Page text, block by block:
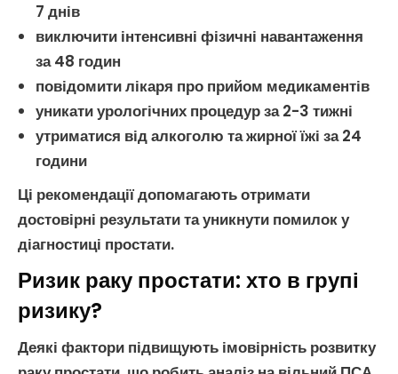
7 днів
виключити інтенсивні фізичні навантаження
за 48 годин
повідомити лікаря про прийом медикаментів
уникати урологічних процедур за 2-3 тижні
утриматися від алкоголю та жирної їжі за 24
години
Ці рекомендації допомагають отримати
достовірні результати та уникнути помилок у
діагностиці простати.
Ризик раку простати: хто в групі
ризику?
Деякі фактори підвищують імовірність розвитку